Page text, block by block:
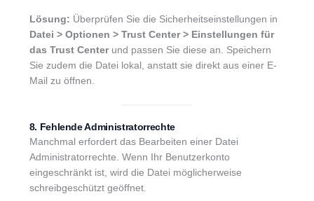
Lösung: Überprüfen Sie die Sicherheitseinstellungen in
Datei > Optionen > Trust Center > Einstellungen für
das Trust Centerund passen Sie diese an. Speichern
Sie zudem die Datei lokal, anstatt sie direkt aus einer E-
Mail zu öffnen.
8. Fehlende Administratorrechte
Manchmal erfordert das Bearbeiten einer Datei
Administratorrechte. Wenn Ihr Benutzerkonto
eingeschränkt ist, wird die Datei möglicherweise
schreibgeschützt geöffnet.